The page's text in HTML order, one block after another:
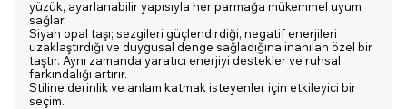
yüzük, ayarlanabilir yapısıyla her parmağa mükemmel uyum
sağlar.
Siyah opal taşı; sezgileri güçlendirdiği, negatif enerjileri
uzaklaştırdığı ve duygusal denge sağladığına inanılan özel bir
taştır. Aynı zamanda yaratıcı enerjiyi destekler ve ruhsal
farkındalığı artırır.
Stiline derinlik ve anlam katmak isteyenler için etkileyici bir
seçim.